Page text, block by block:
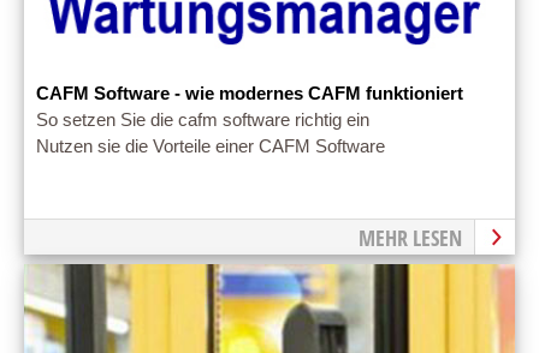
CAFM Software - wie modernes CAFM funktioniert
So setzen Sie die cafm software richtig ein
Nutzen sie die Vorteile einer CAFM Software
MEHR LESEN